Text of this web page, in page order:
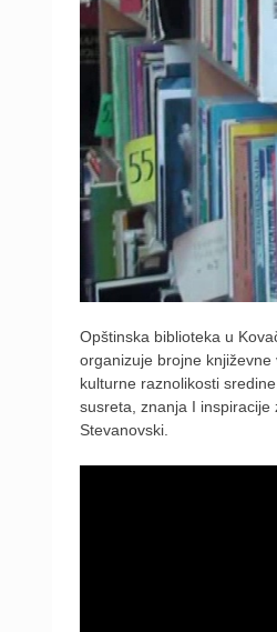
Opštinska biblioteka u
organizuje brojne
kulturne raznolikosti
susreta, znanja I
Stevanovski.